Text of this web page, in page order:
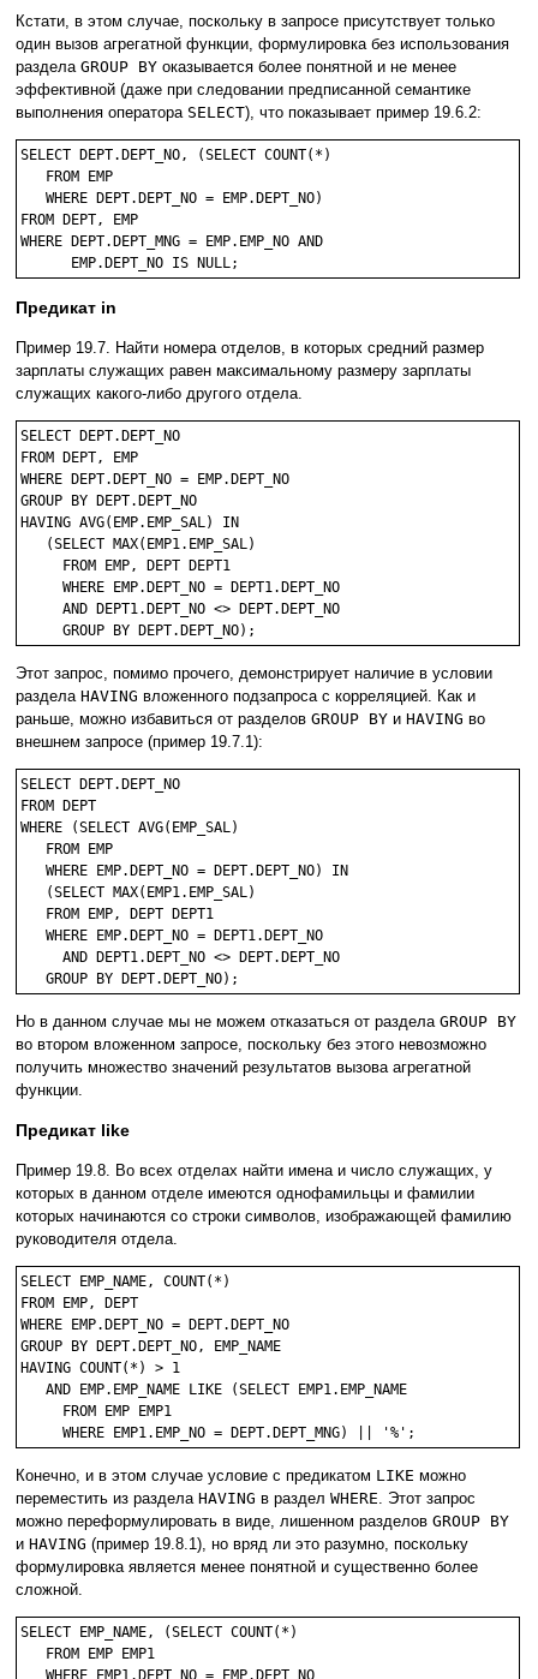
Кстати, в этом случае, поскольку в запросе присутствует только
один вызов агрегатной функции, формулировка без использования
раздела GROUP BY оказывается более понятной и не менее
эффективной (даже при следовании предписанной семантике
выполнения оператора SELECT), что показывает пример 19.6.2:
SELECT DEPT.DEPT_NO, (SELECT COUNT(*)
   FROM EMP
   WHERE DEPT.DEPT_NO = EMP.DEPT_NO)
FROM DEPT, EMP
WHERE DEPT.DEPT_MNG = EMP.EMP_NO AND
Предикат in
Пример 19.7. Найти номера отделов, в которых средний размер
зарплаты служащих равен максимальному размеру зарплаты
служащих какого-либо другого отдела.
SELECT DEPT.DEPT_NO
FROM DEPT, EMP
WHERE DEPT.DEPT_NO = EMP.DEPT_NO
GROUP BY DEPT.DEPT_NO
HAVING AVG(EMP.EMP_SAL) IN
   (SELECT MAX(EMP1.EMP_SAL)
     FROM EMP, DEPT DEPT1
     WHERE EMP.DEPT_NO = DEPT1.DEPT_NO
     AND DEPT1.DEPT_NO <> DEPT.DEPT_NO
Этот запрос, помимо прочего, демонстрирует наличие в условии
раздела HAVING вложенного подзапроса с корреляцией. Как и
раньше, можно избавиться от разделов GROUP BY и HAVING во
внешнем запросе (пример 19.7.1):
SELECT DEPT.DEPT_NO
FROM DEPT
WHERE (SELECT AVG(EMP_SAL)
   FROM EMP
   WHERE EMP.DEPT_NO = DEPT.DEPT_NO) IN
   (SELECT MAX(EMP1.EMP_SAL)
   FROM EMP, DEPT DEPT1
   WHERE EMP.DEPT_NO = DEPT1.DEPT_NO
     AND DEPT1.DEPT_NO <> DEPT.DEPT_NO
Но в данном случае мы не можем отказаться от раздела GROUP BY
во втором вложенном запросе, поскольку без этого невозможно
получить множество значений результатов вызова агрегатной
функции.
Предикат like
Пример 19.8. Во всех отделах найти имена и число служащих, у
которых в данном отделе имеются однофамильцы и фамилии
которых начинаются со строки символов, изображающей фамилию
руководителя отдела.
SELECT EMP_NAME, COUNT(*)
FROM EMP, DEPT
WHERE EMP.DEPT_NO = DEPT.DEPT_NO
GROUP BY DEPT.DEPT_NO, EMP_NAME
HAVING COUNT(*) > 1
   AND EMP.EMP_NAME LIKE (SELECT EMP1.EMP_NAME
     FROM EMP EMP1
Конечно, и в этом случае условие с предикатом LIKE можно
переместить из раздела HAVING в раздел WHERE. Этот запрос
можно переформулировать в виде, лишенном разделов GROUP BY
и HAVING (пример 19.8.1), но вряд ли это разумно, поскольку
формулировка является менее понятной и существенно более
сложной.
SELECT EMP_NAME, (SELECT COUNT(*)
   FROM EMP EMP1
   WHERE EMP1.DEPT_NO = EMP.DEPT_NO